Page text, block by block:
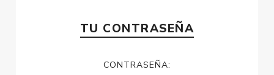
TU CONTRASEÑA
CONTRASEÑA: